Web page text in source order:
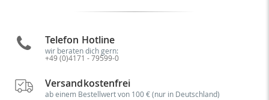
Telefon Hotline
wir beraten dich gern:
+49 (0)4171 - 79599-0
Versandkostenfrei
ab einem Bestellwert von 100 € (nur in Deutschland)